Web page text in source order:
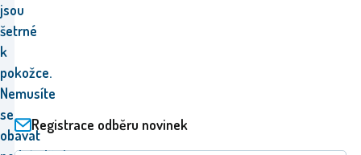
jsou
šetrné
k
pokožce.
Nemusíte
se
obávat
Registrace odběru novinek